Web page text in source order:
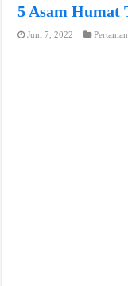
5 Asam Humat
Juni 7, 2022 Pertanian